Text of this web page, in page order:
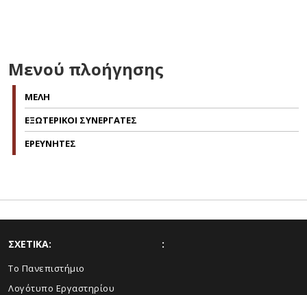
Μενού πλοήγησης
ΜΕΛΗ
ΕΞΩΤΕΡΙΚΟΙ ΣΥΝΕΡΓΑΤΕΣ
ΕΡΕΥΝΗΤΕΣ
ΣΧΕΤΙΚΑ:
Το Πανεπιστήμιο
Λογότυπο Εργαστηρίου
: